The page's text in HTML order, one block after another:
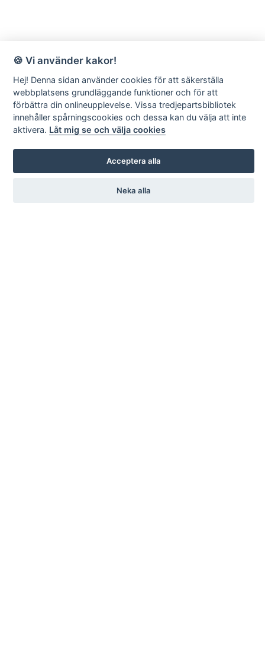
🍪 Vi använder kakor!
Hej! Denna sidan använder cookies för att säkerställa
webbplatsens grundläggande funktioner och för att
förbättra din onlineupplevelse. Vissa tredjepartsbibliotek
innehåller spårningscookies och dessa kan du välja att inte
aktivera. Låt mig se och välja cookies
Acceptera alla
Neka alla